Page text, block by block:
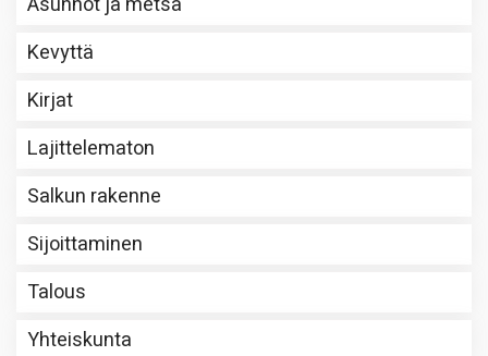
Kevyttä
Kirjat
Lajittelematon
Salkun rakenne
Sijoittaminen
Talous
Yhteiskunta